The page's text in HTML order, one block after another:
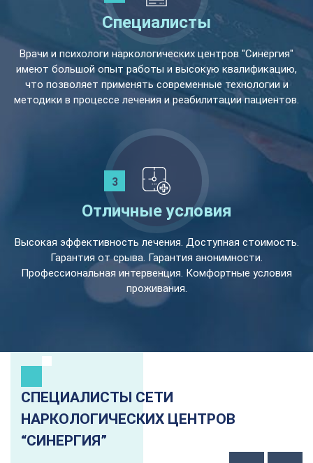
Специалисты
Врачи и психологи наркологических центров "Синергия"
имеют большой опыт работы и высокую квалификацию,
что позволяет применять современные технологии и
методики в процессе лечения и реабилитации пациентов.
Отличные условия
Высокая эффективность лечения. Доступная стоимость.
Гарантия от срыва. Гарантия анонимности.
Профессиональная интервенция. Комфортные условия
проживания.
СПЕЦИАЛИСТЫ СЕТИ
НАРКОЛОГИЧЕСКИХ ЦЕНТРОВ
“СИНЕРГИЯ”